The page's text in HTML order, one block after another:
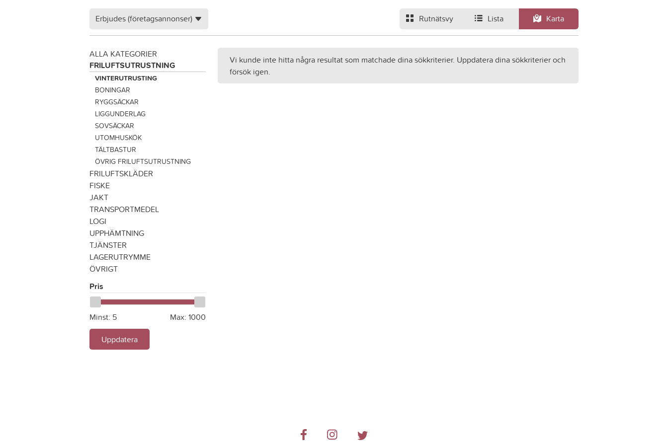
Rutnätsvy Lista Karta
Erbjudes (företagsannonser)
ALLA KATEGORIER
FRILUFTSUTRUSTNING
VINTERUTRUSTING
BONINGAR
RYGGSÄCKAR
LIGGUNDERLAG
SOVSÄCKAR
UTOMHUSKÖK
TÄLTBASTUR
ÖVRIG FRILUFTSUTRUSTNING
FRILUFTSKLÄDER
FISKE
JAKT
TRANSPORTMEDEL
LOGI
UPPHÄMTNING
TJÄNSTER
LAGERUTRYMME
ÖVRIGT
Pris
Minst: 5 Max: 1000
Uppdatera
Vi kunde inte hitta några resultat som matchade dina sökkriterier. Uppdatera dina sökkriterier och
försök igen.